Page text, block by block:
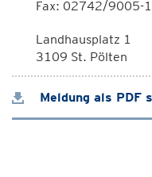
Fax: 02742/9005-
Landhausplatz 1
3109 St. Pölten
Meldung als PDF